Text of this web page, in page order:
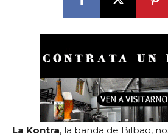
La Kontra, la banda de Bilbao,